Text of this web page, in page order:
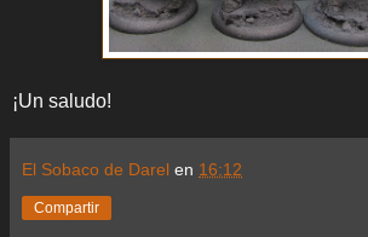
¡Un saludo!
El Sobaco de Darel en 16:12
Compartir